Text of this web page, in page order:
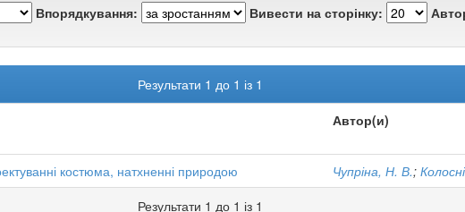
Впорядкування: Вивести на сторінку:
Результати 1 до 1 із 1
Автор(и)
костюма, натхненні природою Чупріна, Н. В.;
Результати 1 до 1 із 1